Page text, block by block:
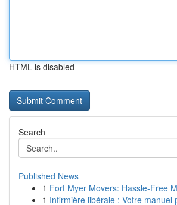
HTML is disabled
Search
Published News
1 Fort Myer Movers: Hassle-Free
1 Infirmière libérale : Votre manuel